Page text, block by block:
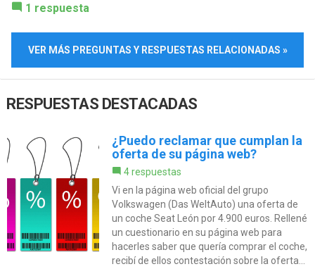
1 respuesta
VER MÁS PREGUNTAS Y RESPUESTAS RELACIONADAS »
RESPUESTAS DESTACADAS
¿Puedo reclamar que cumplan la
oferta de su página web?
4 respuestas
Vi en la página web oficial del grupo
Volkswagen (Das WeltAuto) una oferta de
un coche Seat León por 4.900 euros. Rellené
un cuestionario en su página web para
hacerles saber que quería comprar el coche,
recibí de ellos contestación sobre la oferta...